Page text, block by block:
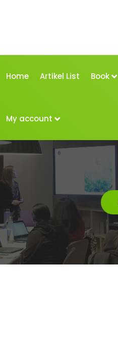
Home Artikel List Book
My account